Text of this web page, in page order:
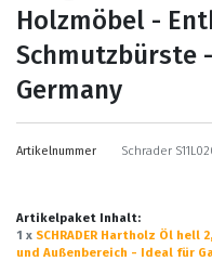
Holzmöbel -
Schmutzbürste
Germany
Artikelnummer Schrader
Artikelpaket Inhalt:
1 x SCHRADER Hartholz Öl
und Außenbereich - Ideal für